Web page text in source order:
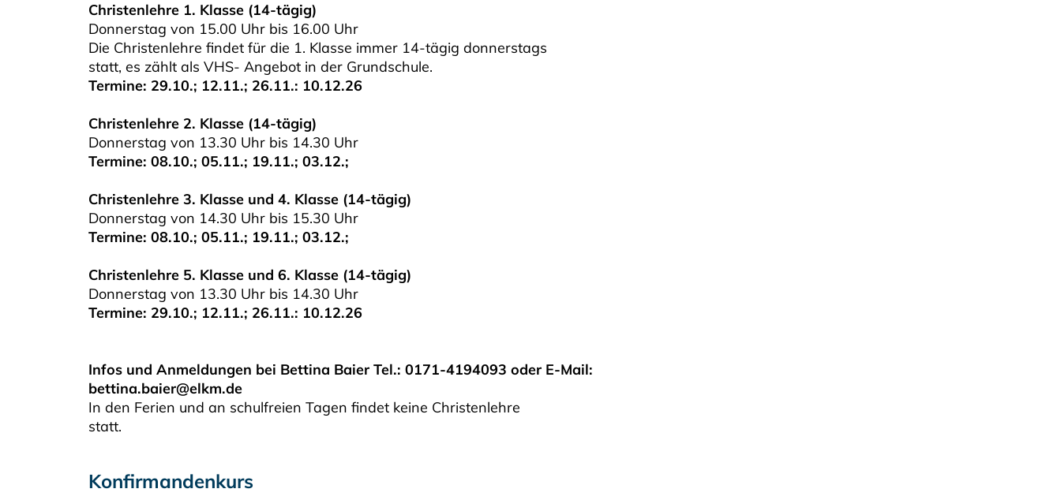
Christenlehre 1. Klasse (14-tägig)
Donnerstag von 15.00 Uhr bis 16.00 Uhr
Die Christenlehre findet für die 1. Klasse immer 14-tägig donnerstags
statt, es zählt als VHS- Angebot in der Grundschule.
Termine: 29.10.; 12.11.; 26.11.: 10.12.26
Christenlehre 2. Klasse (14-tägig)
Donnerstag von 13.30 Uhr bis 14.30 Uhr
Termine: 08.10.; 05.11.; 19.11.; 03.12.;
Christenlehre 3. Klasse und 4. Klasse (14-tägig)
Donnerstag von 14.30 Uhr bis 15.30 Uhr
Termine: 08.10.; 05.11.; 19.11.; 03.12.;
Christenlehre 5. Klasse und 6. Klasse (14-tägig)
Donnerstag von 13.30 Uhr bis 14.30 Uhr
Termine: 29.10.; 12.11.; 26.11.: 10.12.26
Infos und Anmeldungen bei Bettina Baier Tel.: 0171-4194093 oder E-Mail:
bettina.baier@elkm.de
In den Ferien und an schulfreien Tagen findet keine Christenlehre
statt.
Konfirmandenkurs